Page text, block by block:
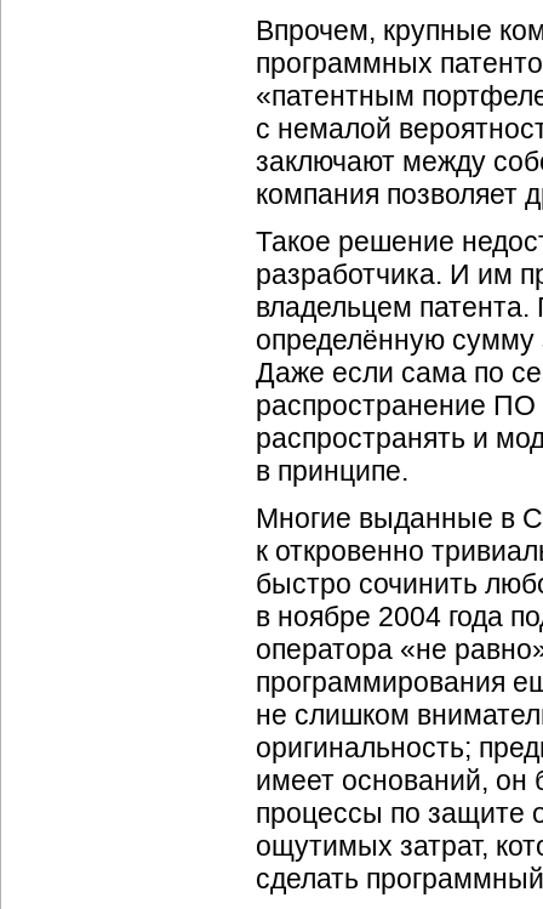
Впрочем, крупные
программных
«патентным
с немалой
заключают между
компания позволяет
Такое решение
разработчика. И им
владельцем
определённую
Даже если сама по
распространение
распространять и
в принципе.
Многие выданные в
к откровенно
быстро сочинить
в ноябре 2004 года
оператора «не
программирования
не слишком
оригинальность;
имеет оснований, он
процессы по защите
ощутимых затрат,
сделать